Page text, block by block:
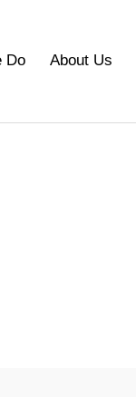
Do About Us